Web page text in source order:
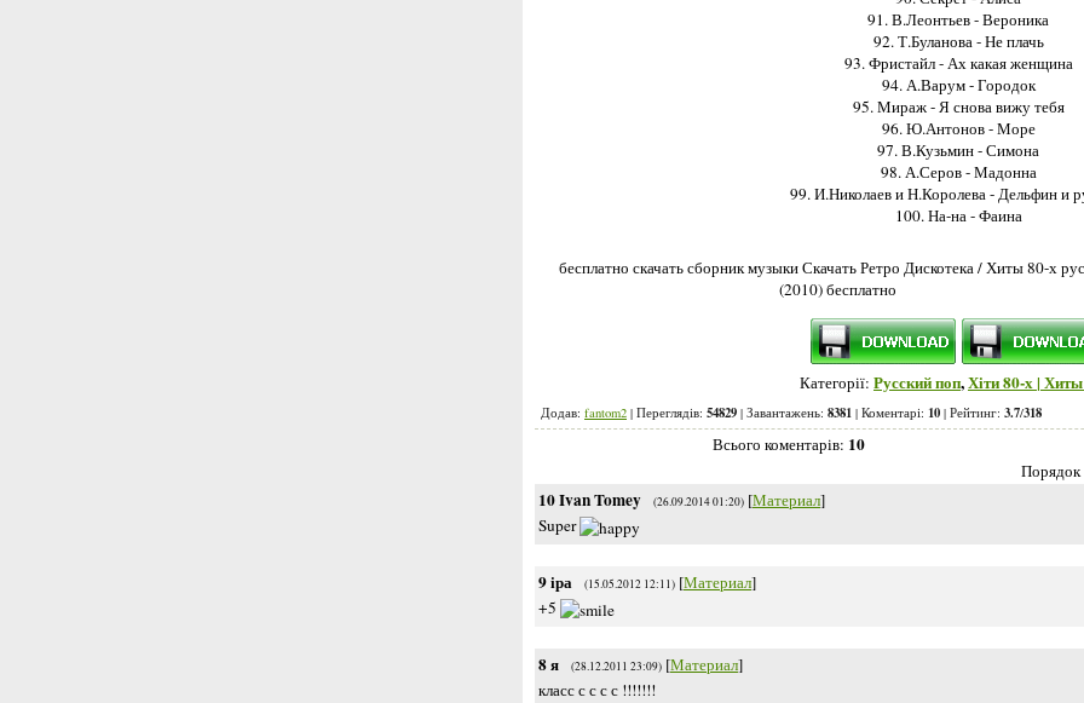
91. В.Леонтьев - Вероника
92. Т.Буланова - Не плачь
93. Фристайл - Ах какая женщина
94. А.Варум - Городок
95. Мираж - Я снова вижу тебя
96. Ю.Антонов - Море
97. В.Кузьмин - Симона
98. А.Серов - Мадонна
99. И.Николаев и Н.Королева - Дельфин и
100. На-на - Фаина
бесплатно скачать сборник музыки Скачать Ретро Дискотека / Хиты 80-х
(2010) бесплатно
Категорії: Русский поп,Хіти 80-х |
Додав: fantom2 | Переглядів: 54829 | Завантажень: 8381 | Коментарі: 10 | Рейтинг: 3.7/318
Всього коментарів: 10
Порядок
10Ivan Tomey (26.09.2014 01:20) [Материал]
Super
9іра (15.05.2012 12:11) [Материал]
+5
8я (28.12.2011 23:09) [Материал]
класс с с с с !!!!!!!